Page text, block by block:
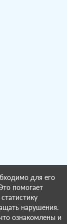
для его
помогает
нарушения.
ознакомлены и